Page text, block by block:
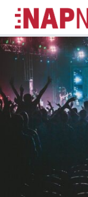
Skip
naar
inhoud